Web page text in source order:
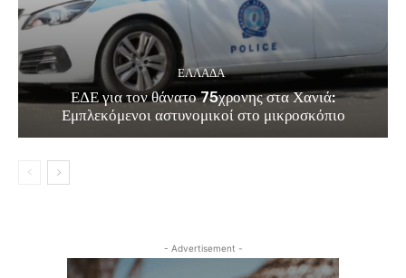
ΕΛΛΑΔΑ
ΕΔΕ για τον θάνατο 75χρονης στα Χανιά:
Εμπλεκόμενοι αστυνομικοί στο μικροσκόπιο
- Advertisement -